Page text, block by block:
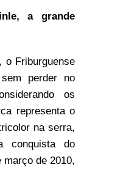
a grande
o Friburguense
perder no
os
representa o
na serra,
conquista do
de 2010,